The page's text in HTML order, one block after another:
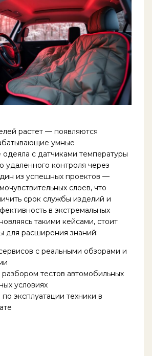
растет — появляются
умные
с датчиками температуры
удаленного контроля через
из успешных проектов —
слоев, что
срок службы изделий и
в экстремальных
такими кейсами, стоит
для расширения знаний:
с реальными обзорами и
тестов автомобильных
условиях
эксплуатации техники в